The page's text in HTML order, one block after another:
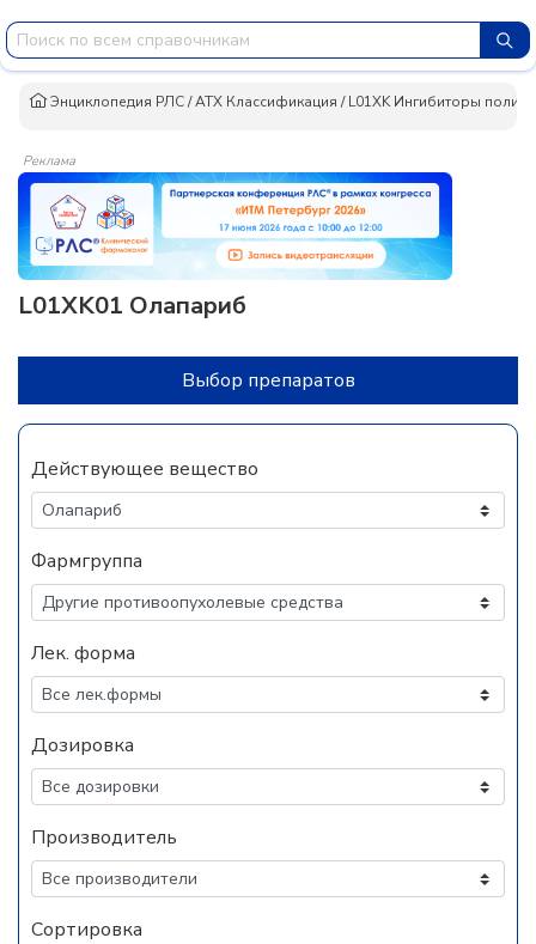
Энциклопедия РЛС/АТХ Классификация /L01XK Ингибиторы поли
Реклама
L01XK01 Олапариб
Выбор препаратов
Действующее вещество
Фармгруппа
Лек. форма
Дозировка
Производитель
Сортировка